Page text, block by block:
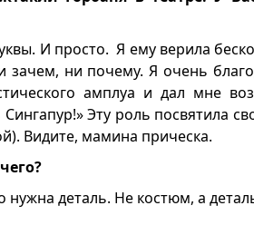
И просто. Я ему верила
зачем, ни почему. Я очень
амплуа и дал мне
Эту роль посвятила
Видите, мамина прическа.
деталь. Не костюм, а